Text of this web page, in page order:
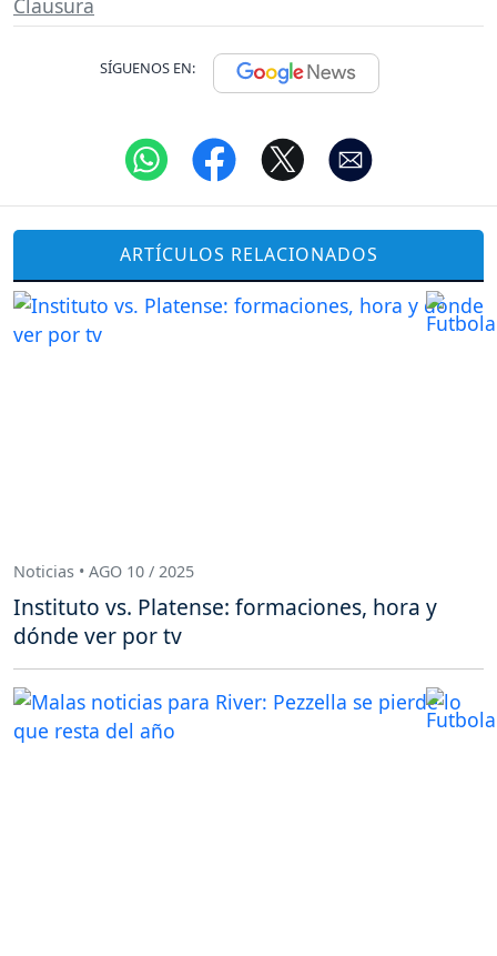
SÍGUENOS EN:
ARTÍCULOS RELACIONADOS
Noticias • AGO 10 / 2025
Instituto vs. Platense: formaciones, hora y
dónde ver por tv